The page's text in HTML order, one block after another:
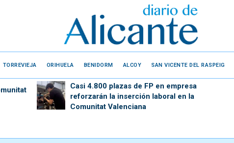
TORREVIEJA ORIHUELA BENIDORM ALCOY SAN VICENTE DEL RASPEIG
Casi 4.800 plazas de FP en empresa
reforzarán la inserción laboral en la
Comunitat Valenciana